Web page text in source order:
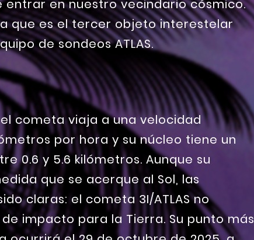
entrar en nuestro vecindario cósmico.
que es el tercer objeto interestelar
de sondeos ATLAS.
cometa viaja a una velocidad
por hora y su núcleo tiene un
0.6 y 5.6 kilómetros. Aunque su
que se acerque al Sol, las
claras: el cometa 3I/ATLAS no
impacto para la Tierra. Su punto más